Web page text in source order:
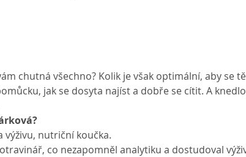
chutná všechno? Kolik je však optimální, aby se
jak se dosyta najíst a dobře se cítit. A
výživu, nutriční koučka.
co nezapomněl analytiku a dostudoval